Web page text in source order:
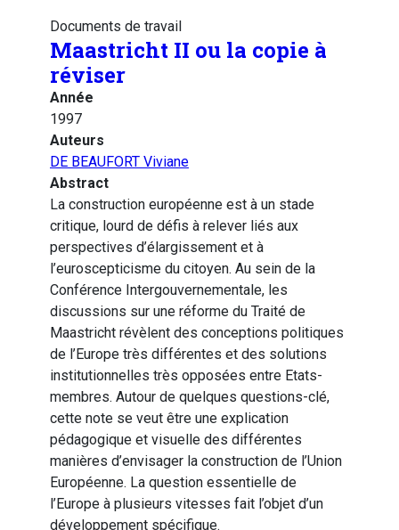
Documents de travail
Maastricht II ou la copie à
réviser
Année
1997
Auteurs
DE BEAUFORT Viviane
Abstract
La construction européenne est à un stade
critique, lourd de défis à relever liés aux
perspectives d’élargissement et à
l’euroscepticisme du citoyen. Au sein de la
Conférence Intergouvernementale, les
discussions sur une réforme du Traité de
Maastricht révèlent des conceptions politiques
de l’Europe très différentes et des solutions
institutionnelles très opposées entre Etats-
membres. Autour de quelques questions-clé,
cette note se veut être une explication
pédagogique et visuelle des différentes
manières d’envisager la construction de l’Union
Européenne. La question essentielle de
l’Europe à plusieurs vitesses fait l’objet d’un
développement spécifique.